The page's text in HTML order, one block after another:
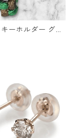
ーホルダー グリ
編み込み s24